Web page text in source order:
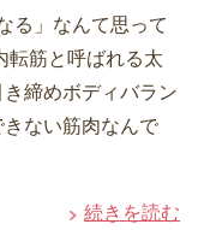
る」なんて思って
転筋と呼ばれる太
締めボディバラン
ない筋肉なんで
続きを読む